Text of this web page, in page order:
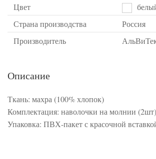
Цвет
Страна производства
Россия
Производитель
Описание
Ткань: махра (100% хлопок)
Комплектация: наволочки на молнии (2шт)
Упаковка: ПВХ-пакет с красочной